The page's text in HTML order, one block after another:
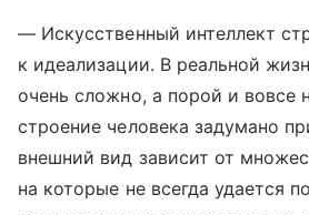
— Искусственный интеллект
к идеализации. В реальной
очень сложно, а порой и вовсе
строение человека задумано
внешний вид зависит от
на которые не всегда удается